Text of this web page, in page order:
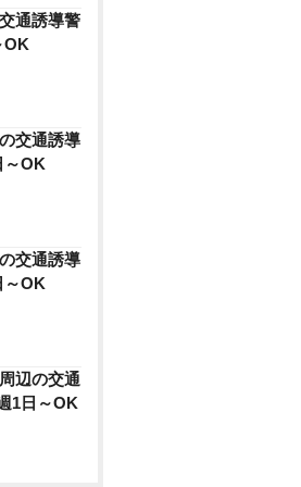
通誘導警
OK
交通誘導
～OK
交通誘導
～OK
辺の交通
1日～OK